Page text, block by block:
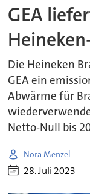
GEA
Die Heineken
GEA ein
Abwärme für
Netto-Null bis
Nora Menzel
28. Juli 2023